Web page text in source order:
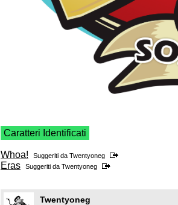
Caratteri Identificati
Whoa! Suggeriti da Twentyoneg
Eras Suggeriti da Twentyoneg
Twentyoneg